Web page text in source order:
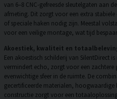
van 6–8 CNC-gefreesde sleutelgaten aan
afmeting. Dit zorgt voor een extra
of speciale haken nodig zijn. Meestal
voor een veilige montage, wat tijd
Akoestiek, kwaliteit en
Een akoestisch schilderij van SilentDirect
vermindert echo, zorgt voor een zachtere
evenwichtige sfeer in de ruimte. De
gecertificeerde materialen,
constructie zorgt voor een